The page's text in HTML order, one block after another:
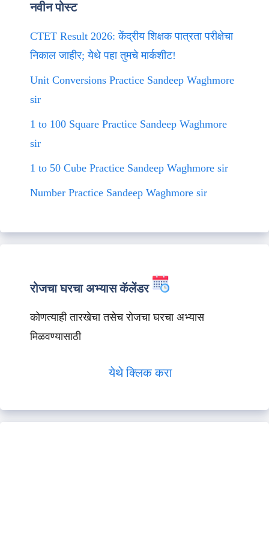
नवीन पोस्ट
CTET Result 2026: केंद्रीय शिक्षक पात्रता परीक्षेचा
निकाल जाहीर; येथे पहा तुमचे मार्कशीट!
Unit Conversions Practice Sandeep Waghmore
sir
1 to 100 Square Practice Sandeep Waghmore
sir
1 to 50 Cube Practice Sandeep Waghmore sir
Number Practice Sandeep Waghmore sir
रोजचा घरचा अभ्यास कॅलेंडर
कोणत्याही तारखेचा तसेच रोजचा घरचा अभ्यास
मिळवण्यासाठी
येथे क्लिक करा